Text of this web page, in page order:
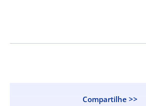
Compartilhe >>